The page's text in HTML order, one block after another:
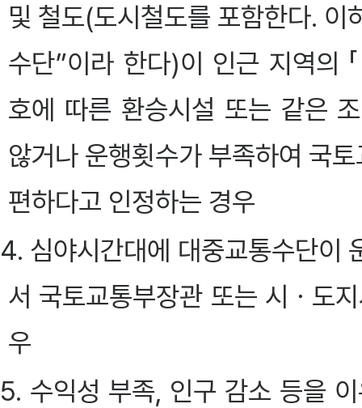
및 철도(도시철도를 포함한다.
수단”이라 한다)이 인근 지역의
호에 따른 환승시설 또는 같은
않거나 운행횟수가 부족하여 국
편하다고 인정하는 경우
4. 심야시간대에 대중교통수단이
서 국토교통부장관 또는 시ㆍ도
우
5. 수익성 부족, 인구 감소 등을